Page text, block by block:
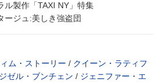
ル製作「TAXI NY」特集
ージュ:美しき強盗団
ム・ストーリー / クイーン・ラティフ
ジゼル・ブンチェン / ジェニファー・エ